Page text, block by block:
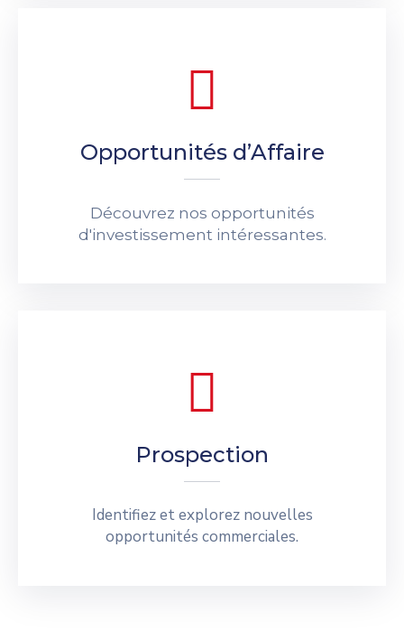
Opportunités d’Affaire
Découvrez nos opportunités
d'investissement intéressantes.
Prospection
Identifiez et explorez nouvelles
opportunités commerciales.